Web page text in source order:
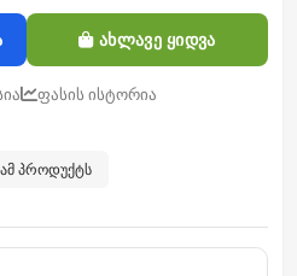
ახლავე ყიდვა
ფასის ისტორია
პროდუქტს